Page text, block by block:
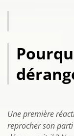
Une première
reprocher son